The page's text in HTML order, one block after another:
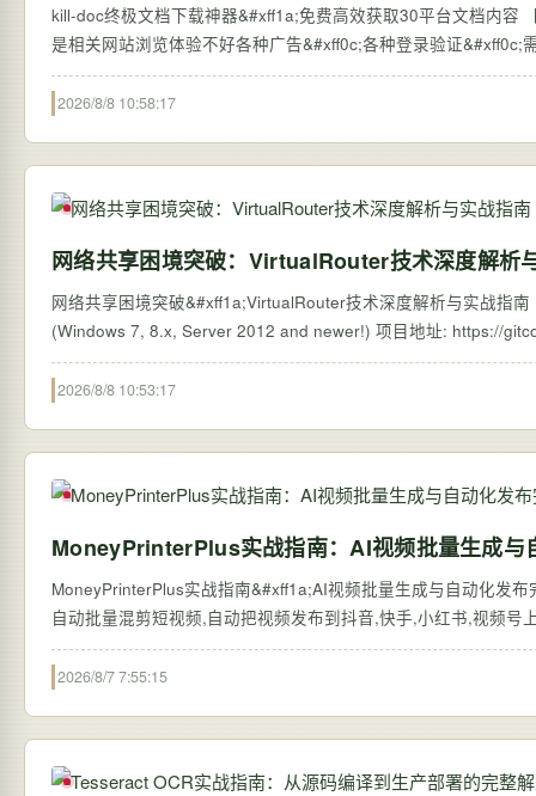
kill-doc终极文档下载神器&#xff1a;免费高效获取30平台文档内容
是相关网站浏览体验不好各种广告&#xff0c;各种登录验证
2026/8/8 10:58:17
网络共享困境突破：VirtualRouter技术深度解析
网络共享困境突破&#xff1a;VirtualRouter技术深度解析与实战指
2026/8/8 10:53:17
MoneyPrinterPlus实战指南：AI视频批量生成与
MoneyPrinterPlus实战指南&#xff1a;AI视频批量生成与自动化发
自动批量混剪短视频,自动把视频发布到抖音,快手,小红书,视频
2026/8/7 7:55:15